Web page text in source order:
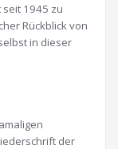
1945 zu
Rückblick von
in dieser
der